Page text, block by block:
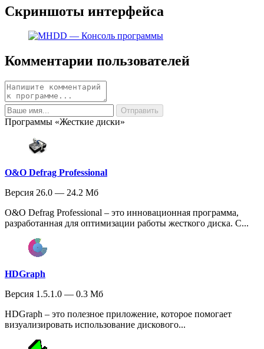
Скриншоты интерфейса
Комментарии пользователей
Программы «Жесткие диски»
O&O Defrag Professional
Версия 26.0 — 24.2 Мб
O&O Defrag Professional – это инновационная программа,
разработанная для оптимизации работы жесткого диска. С...
HDGraph
Версия 1.5.1.0 — 0.3 Мб
HDGraph – это полезное приложение, которое помогает
визуализировать использование дискового...